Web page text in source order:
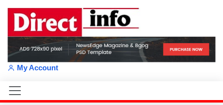
My Account